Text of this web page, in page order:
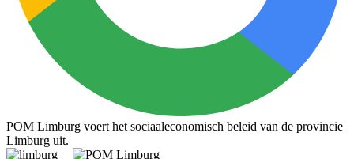
POM Limburg voert het sociaaleconomisch beleid van de provincie
Limburg uit.